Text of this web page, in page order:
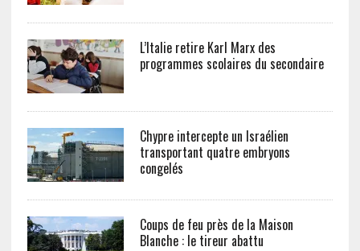
L’Italie retire Karl Marx des
programmes scolaires du secondaire
Chypre intercepte un Israélien
transportant quatre embryons
congelés
Coups de feu près de la Maison
Blanche : le tireur abattu